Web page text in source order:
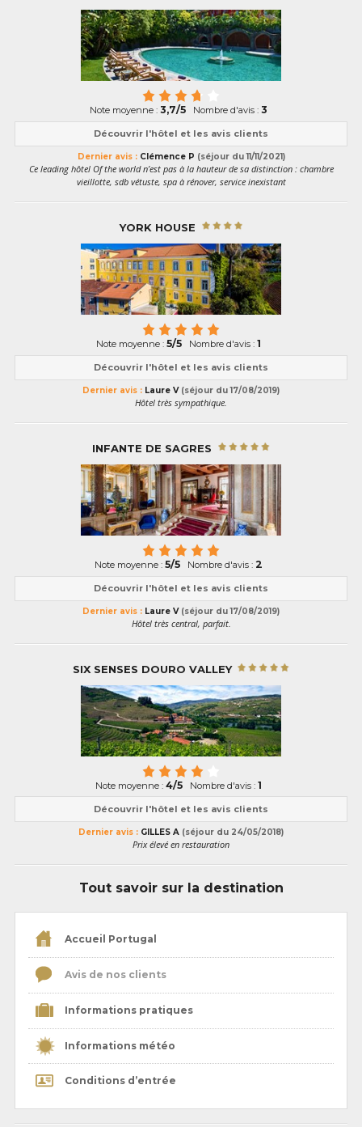
Note moyenne : 3,7/5 Nombre d'avis : 3
Découvrir l'hôtel et les avis clients
Dernier avis :Clémence P (séjour du 11/11/2021)
Ce leading hôtel Of the world n’est pas à la hauteur de sa distinction : chambre
vieillotte, sdb vétuste, spa à rénover, service inexistant
YORK HOUSE
Note moyenne : 5/5 Nombre d'avis : 1
Découvrir l'hôtel et les avis clients
Dernier avis : Laure V (séjour du 17/08/2019)
Hôtel très sympathique.
INFANTE DE SAGRES
Note moyenne : 5/5 Nombre d'avis : 2
Découvrir l'hôtel et les avis clients
Dernier avis : Laure V (séjour du 17/08/2019)
Hôtel très central, parfait.
SIX SENSES DOURO VALLEY
Note moyenne : 4/5 Nombre d'avis : 1
Découvrir l'hôtel et les avis clients
Dernier avis : GILLES A (séjour du 24/05/2018)
Prix élevé en restauration
Tout savoir sur la destination
Accueil Portugal
Avis de nos clients
Informations pratiques
Informations météo
Conditions d’entrée